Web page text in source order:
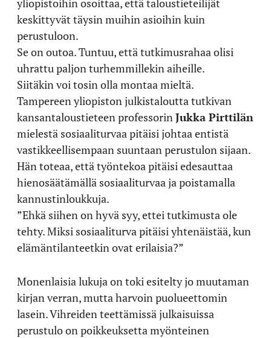
keskittyvät täysin muihin asioihin kuin
perustuloon.
Se on outoa. Tuntuu, että tutkimusrahaa olisi
uhrattu paljon turhemmillekin aiheille.
Siitäkin voi tosin olla montaa mieltä.
Tampereen yliopiston julkistaloutta tutkivan
kansantaloustieteen professorin Jukka Pirttilän
mielestä sosiaaliturvaa pitäisi johtaa entistä
vastikkeellisempaan suuntaan perustulon sijaan.
Hän toteaa, että työntekoa pitäisi edesauttaa
hienosäätämällä sosiaaliturvaa ja poistamalla
kannustinloukkuja.
”Ehkä siihen on hyvä syy, ettei tutkimusta ole
tehty. Miksi sosiaaliturva pitäisi yhtenäistää, kun
elämäntilanteetkin ovat erilaisia?”
Monenlaisia lukuja on toki esitelty jo muutaman
kirjan verran, mutta harvoin puolueettomin
lasein. Vihreiden teettämissä julkaisuissa
perustulo on poikkeuksetta myönteinen